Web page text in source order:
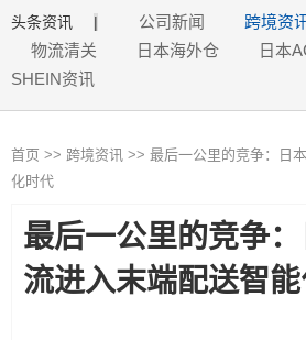
头条资讯 | 公司新闻 跨境资
物流清关
日本海外仓 日本
SHEIN资讯
首页 >> 跨境资讯 >> 最后一公里的竞争：日
化时代
最后一公里的竞争
流进入末端配送智